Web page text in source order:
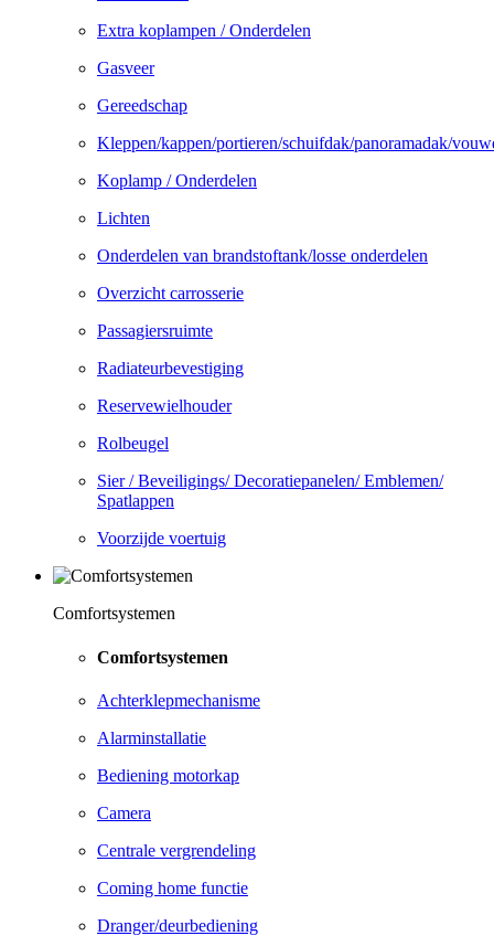
Extra koplampen / Onderdelen
Gasveer
Gereedschap
Kleppen/kappen/portieren/schuifdak/panoramadak/
Koplamp / Onderdelen
Lichten
Onderdelen van brandstoftank/losse onderdelen
Overzicht carrosserie
Passagiersruimte
Radiateurbevestiging
Reservewielhouder
Rolbeugel
Sier / Beveiligings/ Decoratiepanelen/ Emblemen/
Spatlappen
Voorzijde voertuig
Comfortsystemen
Comfortsystemen
Achterklepmechanisme
Alarminstallatie
Bediening motorkap
Camera
Centrale vergrendeling
Coming home functie
Dranger/deurbediening